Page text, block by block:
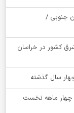
جنوبی /
کشور در خراسان
در چهار ماهه نخست